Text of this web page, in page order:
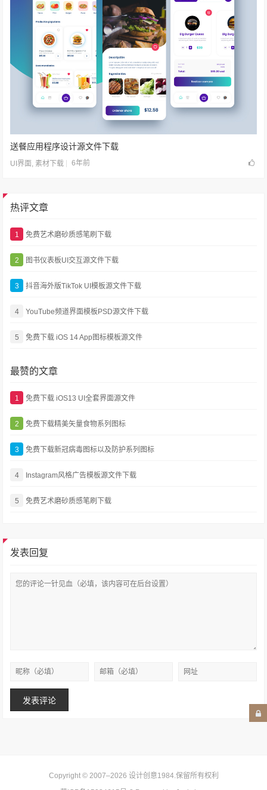
送餐应用程序设计源文件下载
UI界面 ,素材下载 6年前
热评文章
1 免费艺术磨砂质感笔刷下载
2 图书仪表板UI交互源文件下载
3 抖音海外版TikTok UI模板源文件下载
4 YouTube频道界面模板PSD源文件下载
5 免费下载 iOS 14 App图标模板源文件
最赞的文章
1 免费下载 iOS13 UI全套界面源文件
2 免费下载精美矢量食物系列图标
3 免费下载新冠病毒图标以及防护系列图标
4 Instagram风格广告模板源文件下载
5 免费艺术磨砂质感笔刷下载
发表回复
Copyright © 2007–2026 设计创意1984.保留所有权利